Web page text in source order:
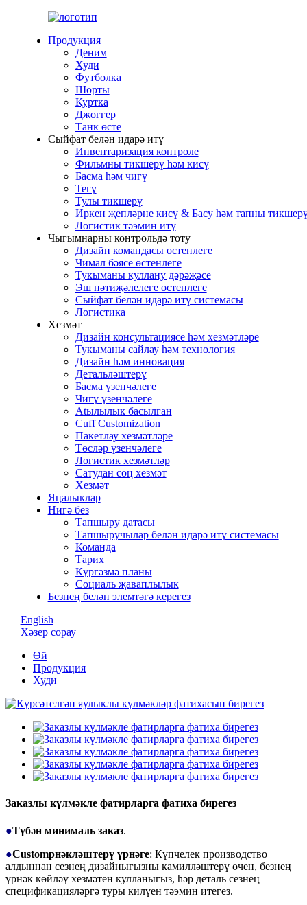
Продукция
Деним
Худи
Футболка
Шорты
Куртка
Джоггер
Танк өсте
Сыйфат белән идарә итү
Инвентаризация контроле
Фильмны тикшерү һәм кисү
Басма һәм чигү
Тегү
Тулы тикшерү
Иркен җепләрне кисү & Басу һәм тапны
Логистик тәэмин итү
Чыгымнарны контрольдә тоту
Дизайн командасы өстенлеге
Чимал бәясе өстенлеге
Тукыманы куллану дәрәҗәсе
Эш нәтиҗәлелеге өстенлеге
Сыйфат белән идарә итү системасы
Логистика
Хезмәт
Дизайн консультациясе һәм хезмәтләре
Тукыманы сайлау һәм технология
Дизайн һәм инновация
Детальләштерү
Басма үзенчәлеге
Чигү үзенчәлеге
Atылылык басылган
Cuff Customization
Пакетлау хезмәтләре
Төсләр үзенчәлеге
Логистик хезмәтләр
Сатудан соң хезмәт
Хезмәт
Яңалыклар
Нигә без
Тапшыру датасы
Тапшыручылар белән идарә итү системасы
Команда
Тарих
Күргәзмә планы
Социаль җаваплылык
Безнең белән элемтәгә керегез
English
Хәзер сорау
Өй
Продукция
Худи
Заказлы күлмәкле фатирларга фатиха бирегез
●Түбән минималь заказ.
●Customрнәкләштерү үрнәге: Күпчелек производство
алдыннан сезнең дизайныгызны камилләштерү өчен, безнең
үрнәк көйләү хезмәтен кулланыгыз, һәр деталь сезнең
спецификацияләргә туры килүен тәэмин итегез.